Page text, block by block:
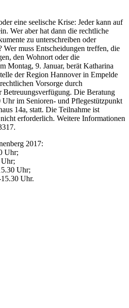
eine seelische Krise: Jeder kann auf
Wer aber hat dann die rechtliche
zu unterschreiben oder
Wer muss Entscheidungen treffen, die
den Wohnort oder die
Montag, 9. Januar, berät Katharina
der Region Hannover in Empelde
Vorsorge durch
Betreuungsverfügung. Die Beratung
im Senioren- und Pflegestützpunkt
14a, statt. Die Teilnahme ist
erforderlich. Weitere Informationen
2017:
Uhr;
Uhr;
Uhr.